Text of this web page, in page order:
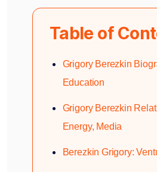
Table of
Grigory Berezkin
Education
Grigory Berezkin
Energy, Media
Berezkin Grigory: